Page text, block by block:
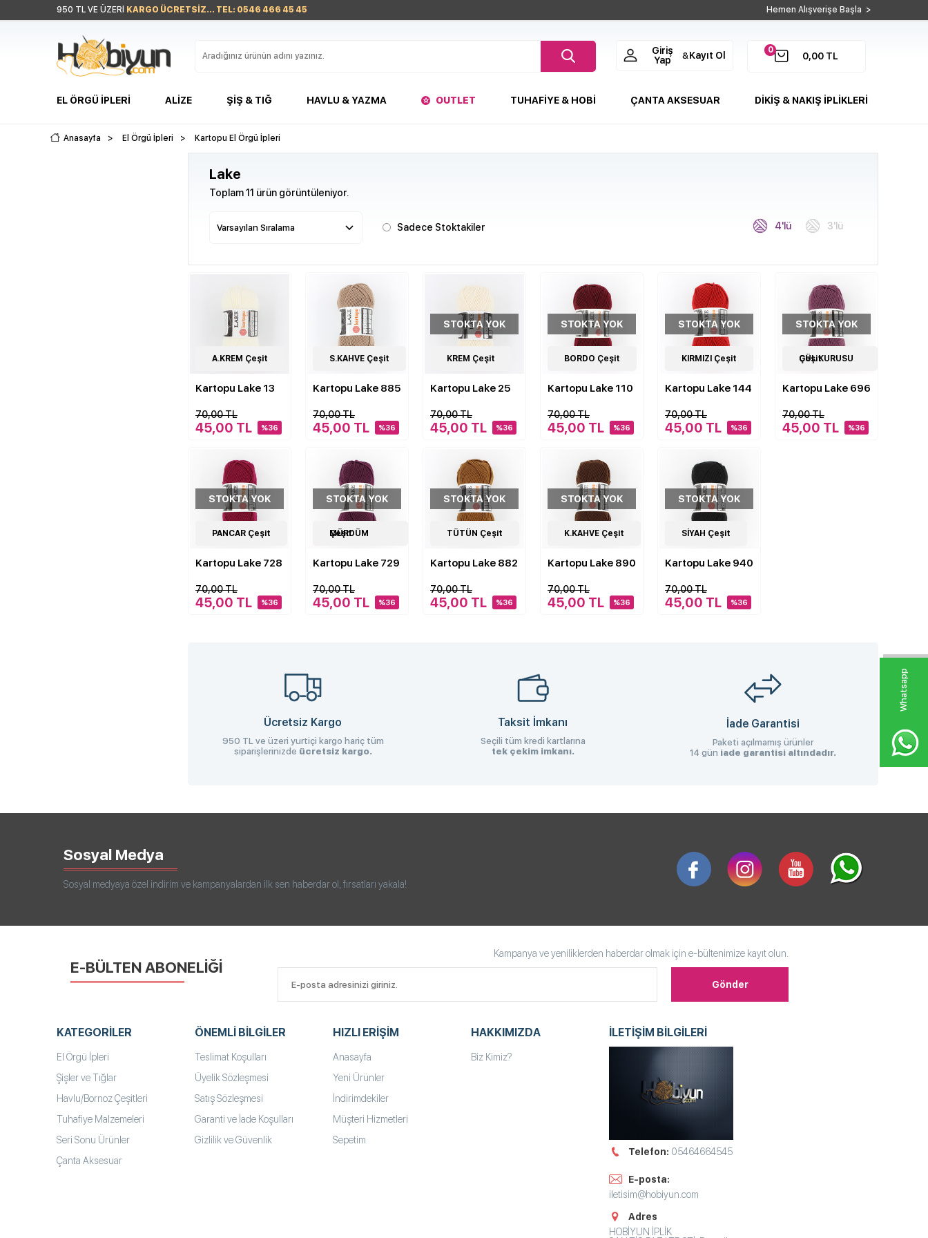
W
h
a
s
p
p
D
e
s
e
H
a
t
t
950 TL VE ÜZERİ KARGO ÜCRETSİZ... TEL: 0546 466 45 45 Hemen Alışverişe Başla >
0
0,00 TL
Giriş
Yap
& Kayıt Ol
EL ÖRGÜ İPLERI ALIZE ŞIŞ & TIĞ HAVLU & YAZMA OUTLET TUHAFIYE & HOBI ÇANTA AKSESUAR DİKİŞ & NAKIŞ İPLİKLERİ
Anasayfa > El Örgü İpleri > Kartopu El Örgü İpleri
Lake
Toplam 11 ürün görüntüleniyor.
Sadece Stoktakiler 4'lü 3'lü
11Çeşit
A.KREM Çeşit
Kartopu Lake 13
70,00 TL
45,00 TL %36
11Çeşit
S.KAHVE Çeşit
Kartopu Lake 885
70,00 TL
45,00 TL %36
11Çeşit
STOKTA YOK
KREM Çeşit
Kartopu Lake 25
70,00 TL
45,00 TL %36
11Çeşit
STOKTA YOK
BORDO Çeşit
Kartopu Lake 110
70,00 TL
45,00 TL %36
11 Çeşit
STOKTA YOK
KIRMIZI Çeşit
Kartopu Lake 144
70,00 TL
45,00 TL %36
11Çeşit
STOKTA YOK
GÜL KURUSU Çeşit
Kartopu Lake 696
70,00 TL
45,00 TL %36
11Çeşit
STOKTA YOK
PANCAR Çeşit
Kartopu Lake 728
70,00 TL
45,00 TL %36
11Çeşit
STOKTA YOK
MÜRDÜM Çeşit
Kartopu Lake 729
70,00 TL
45,00 TL %36
11Çeşit
STOKTA YOK
TÜTÜN Çeşit
Kartopu Lake 882
70,00 TL
45,00 TL %36
11Çeşit
STOKTA YOK
K.KAHVE Çeşit
Kartopu Lake 890
70,00 TL
45,00 TL %36
11Çeşit
STOKTA YOK
SİYAH Çeşit
Kartopu Lake 940
70,00 TL
45,00 TL %36
Ücretsiz Kargo
950 TL ve üzeri yurtiçi kargo hariç tüm
siparişlerinizde ücretsiz kargo.
Taksit İmkanı
Seçili tüm kredi kartlarına
tek çekim imkanı.
İade Garantisi
Paketi açılmamış ürünler
14 gün iade garantisi altındadır.
Sosyal Medya
Sosyal medyaya özel indirim ve kampanyalardan ilk sen haberdar ol, fırsatları yakala!
E-BÜLTEN ABONELİĞİ
Kampanya ve yeniliklerden haberdar olmak için e-bültenimize kayıt olun.
KATEGORILER
El Örgü İpleri
Şişler ve Tığlar
Havlu/Bornoz Çeşitleri
Tuhafiye Malzemeleri
Seri Sonu Ürünler
Çanta Aksesuar
ÖNEMLI BILGILER
Teslimat Koşulları
Üyelik Sözleşmesi
Satış Sözleşmesi
Garanti ve İade Koşulları
Gizlilik ve Güvenlik
HIZLI ERIŞIM
Anasayfa
Yeni Ürünler
İndirimdekiler
Müşteri Hizmetleri
Sepetim
HAKKIMIZDA
Biz Kimiz?
İLETİŞİM BİLGİLERİ
Telefon: 05464664545
E-posta:
iletisim@hobiyun.com
Adres
HOBİYUN İPLİK